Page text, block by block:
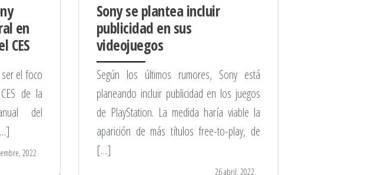
en
CES
el foco
de la
del
2022
Sony se plantea incluir
publicidad en sus
videojuegos
Según los últimos rumores, Sony está
planeando incluir publicidad en los juegos
de PlayStation. La medida haría viable la
aparición de más títulos free-to-play, de
[…]
26 abril, 2022